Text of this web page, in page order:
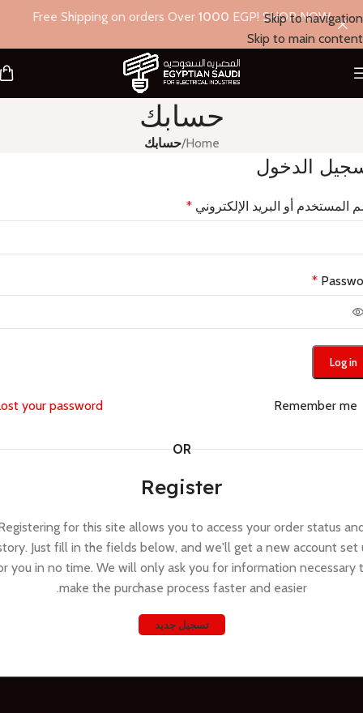
Skip to navigation
Skip to main content
Free Shipping on orders Over 1000 EGP! SHOP NOW
حسابك
Home
/حسابك
الدخول
المستخدم أو البريد الإلكتروني *
*
Log in
your password? Remember me
OR
Register
for this site allows you to access your order status
Just fill in the fields below, and we'll get a new account set
you in no time. We will only ask you for information necessary
make the purchase process faster and easier.
تسجيل جديد